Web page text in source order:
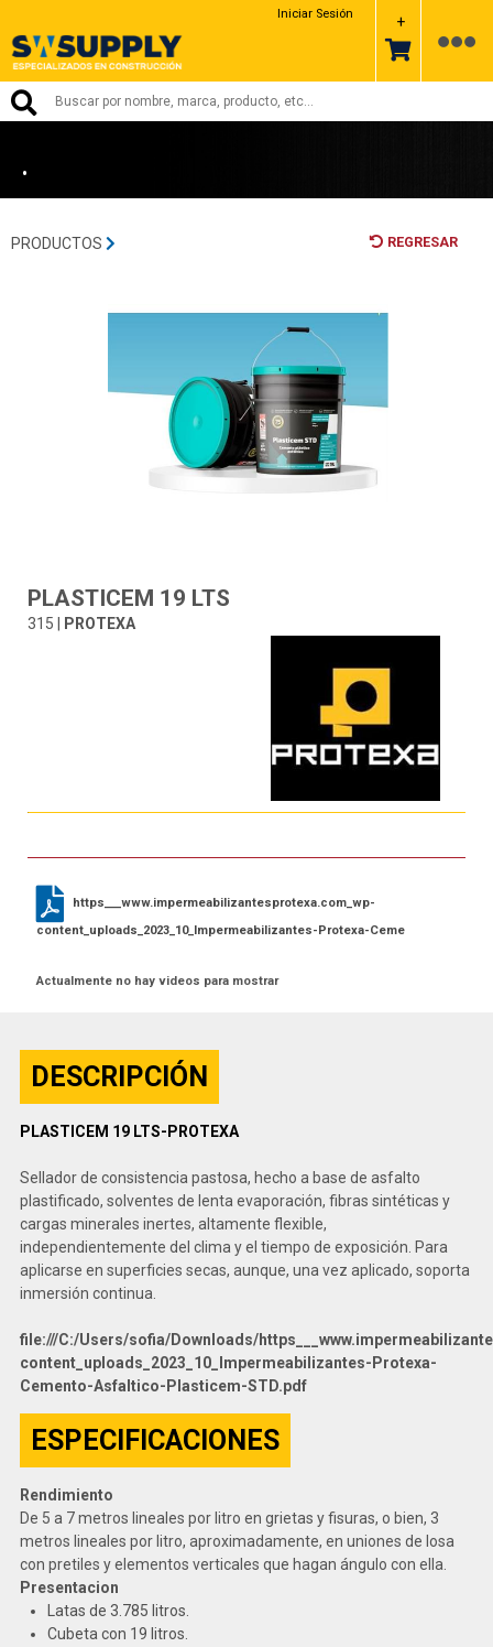
Iniciar Sesión +
•
PRODUCTOS REGRESAR
PLASTICEM 19 LTS
315 | PROTEXA
https___www.impermeabilizantesprotexa.com_wp-
content_uploads_2023_10_Impermeabilizantes-Protexa-Ceme
Actualmente no hay videos para mostrar
DESCRIPCIÓN
PLASTICEM 19 LTS-PROTEXA
Sellador de consistencia pastosa, hecho a base de asfalto
plastificado, solventes de lenta evaporación, fibras sintéticas y
cargas minerales inertes, altamente flexible,
independientemente del clima y el tiempo de exposición. Para
aplicarse en superficies secas, aunque, una vez aplicado, soporta
inmersión continua.
file:///C:/Users/sofia/Downloads/
content_uploads_2023_10_Impermeabilizantes-Protexa-
Cemento-Asfaltico-Plasticem-STD.pdf
ESPECIFICACIONES
Rendimiento
De 5 a 7 metros lineales por litro en grietas y fisuras, o bien, 3
metros lineales por litro, aproximadamente, en uniones de losa
con pretiles y elementos verticales que hagan ángulo con ella.
Presentacion
Latas de 3.785 litros.
Cubeta con 19 litros.